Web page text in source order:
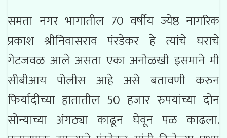
समता नगर भागातील 70 वर्षीय ज्येष्ठ नागरिक
प्रकाश श्रीनिवासराव पंरडेकर हे त्यांचे घराचे
गेटजवळ आले असता एका अनोळखी इसमाने मी
सीबीआय पोलीस आहे असे बतावणी करुन
फिर्यादीच्या हातातील 50 हजार रुपयांच्या दोन
सोन्याच्या अंगठ्या काढून घेवून पळ काढला.